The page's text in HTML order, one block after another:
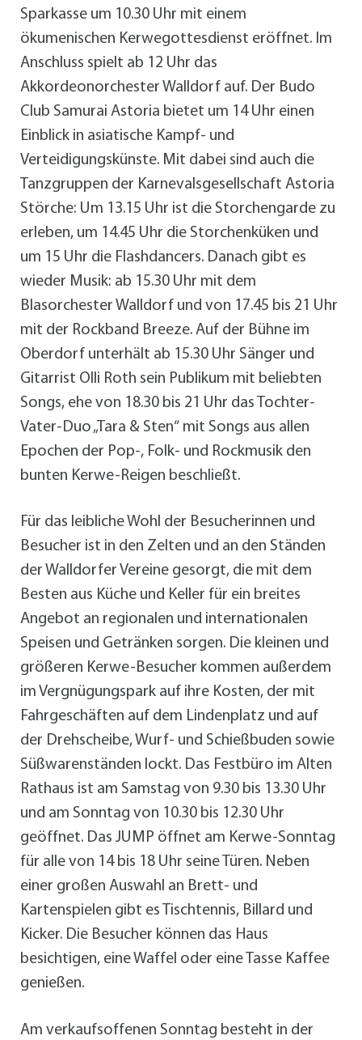
Sparkasse um 10.30 Uhr mit einem
ökumenischen Kerwegottesdienst eröffnet. Im
Anschluss spielt ab 12 Uhr das
Akkordeonorchester Walldorf auf. Der Budo
Club Samurai Astoria bietet um 14 Uhr einen
Einblick in asiatische Kampf- und
Verteidigungskünste. Mit dabei sind auch die
Tanzgruppen der Karnevalsgesellschaft Astoria
Störche: Um 13.15 Uhr ist die Storchengarde zu
erleben, um 14.45 Uhr die Storchenküken und
um 15 Uhr die Flashdancers. Danach gibt es
wieder Musik: ab 15.30 Uhr mit dem
Blasorchester Walldorf und von 17.45 bis 21 Uhr
mit der Rockband Breeze. Auf der Bühne im
Oberdorf unterhält ab 15.30 Uhr Sänger und
Gitarrist Olli Roth sein Publikum mit beliebten
Songs, ehe von 18.30 bis 21 Uhr das Tochter-
Vater-Duo „Tara & Sten“ mit Songs aus allen
Epochen der Pop-, Folk- und Rockmusik den
bunten Kerwe-Reigen beschließt.
Für das leibliche Wohl der Besucherinnen und
Besucher ist in den Zelten und an den Ständen
der Walldorfer Vereine gesorgt, die mit dem
Besten aus Küche und Keller für ein breites
Angebot an regionalen und internationalen
Speisen und Getränken sorgen. Die kleinen und
größeren Kerwe-Besucher kommen außerdem
im Vergnügungspark auf ihre Kosten, der mit
Fahrgeschäften auf dem Lindenplatz und auf
der Drehscheibe, Wurf- und Schießbuden sowie
Süßwarenständen lockt. Das Festbüro im Alten
Rathaus ist am Samstag von 9.30 bis 13.30 Uhr
und am Sonntag von 10.30 bis 12.30 Uhr
geöffnet. Das JUMP öffnet am Kerwe-Sonntag
für alle von 14 bis 18 Uhr seine Türen. Neben
einer großen Auswahl an Brett- und
Kartenspielen gibt es Tischtennis, Billard und
Kicker. Die Besucher können das Haus
besichtigen, eine Waffel oder eine Tasse Kaffee
genießen.
Am verkaufsoffenen Sonntag besteht in der